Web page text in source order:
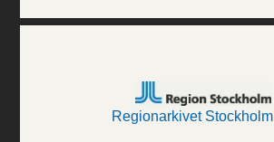
Regionarkivet Stockholm